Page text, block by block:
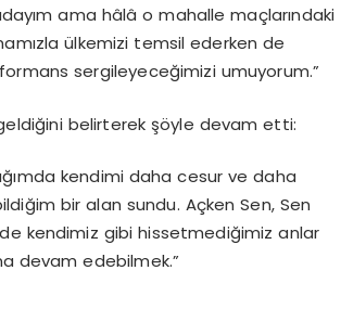
ama hâlâ o mahalle maçlarındaki
ülkemizi temsil ederken de
sergileyeceğimizi umuyorum.”
belirterek şöyle devam etti:
kendimi daha cesur ve daha
bir alan sundu. Açken Sen, Sen
kendimiz gibi hissetmediğimiz anlar
devam edebilmek.”